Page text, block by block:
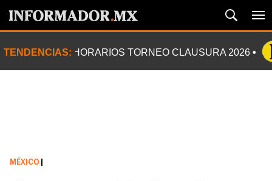
TENDENCIAS: HORARIOS TORNEO CLAUSURA 2026
MÉXICO